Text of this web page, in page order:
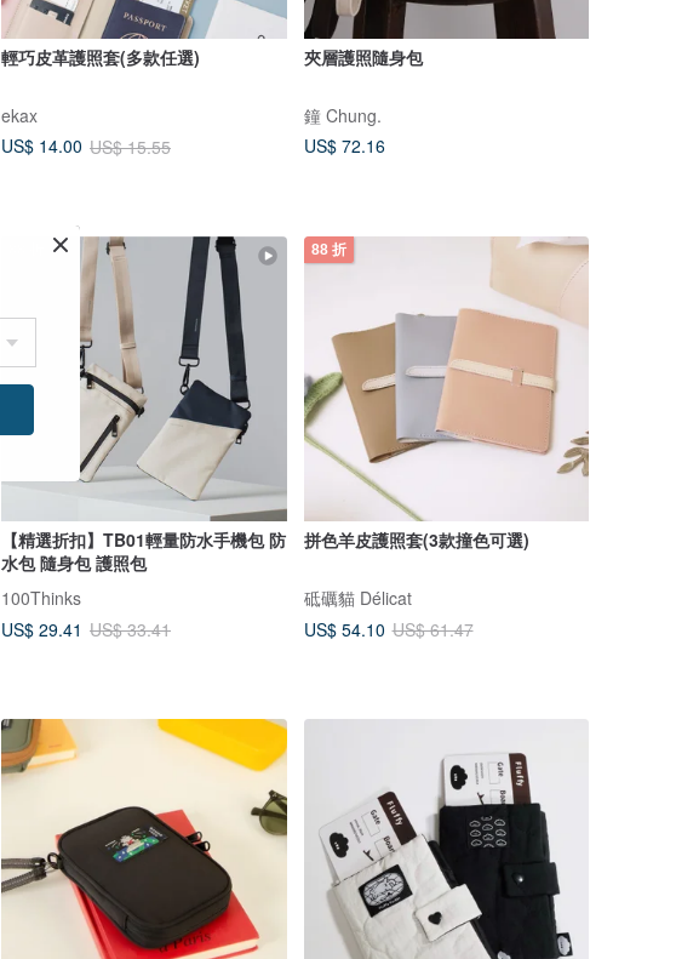
輕巧皮革護照套(多款任選)
ekax
US$ 14.00 US$ 15.55
夾層護照隨身包
鐘 Chung.
US$ 72.16
【精選折扣】TB01輕量防水手機包 防
水包 隨身包 護照包
100Thinks
US$ 29.41 US$ 33.41
88 折
拼色羊皮護照套(3款撞色可選)
砥礪貓 Délicat
US$ 54.10 US$ 61.47